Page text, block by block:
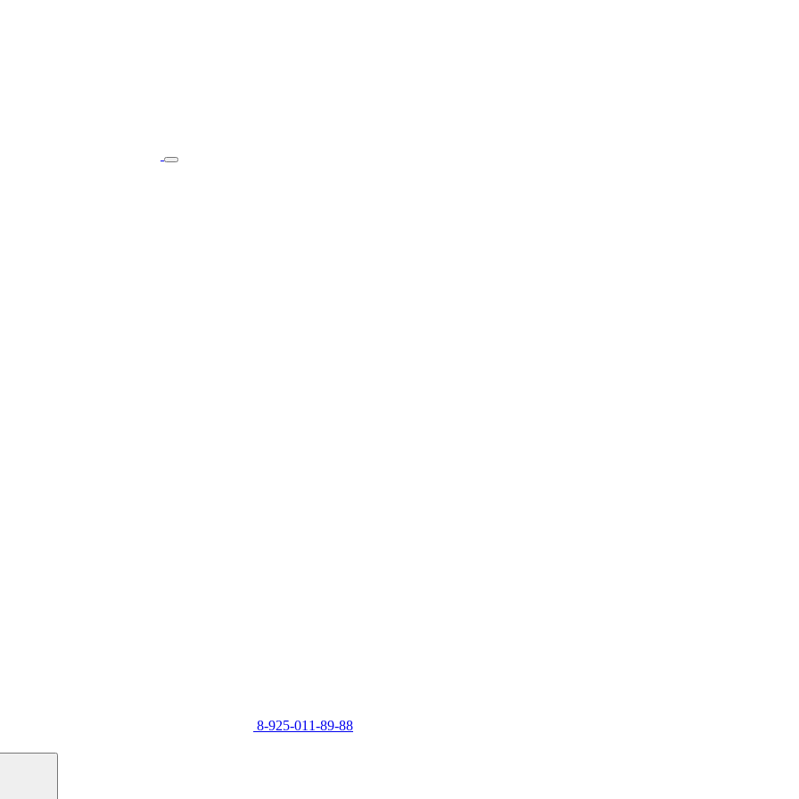
8-925-011-89-88